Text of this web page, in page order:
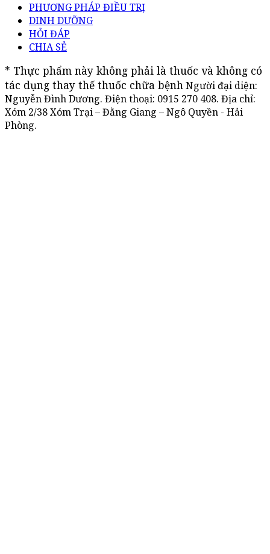
PHƯƠNG PHÁP ĐIỀU TRỊ
DINH DƯỠNG
HỎI ĐÁP
CHIA SẺ
* Thực phẩm này không phải là thuốc và không có
tác dụng thay thế thuốc chữa bệnh Người đại diện:
Nguyễn Đình Dương. Điện thoại: 0915 270 408. Địa chỉ:
Xóm 2/38 Xóm Trại – Đằng Giang – Ngô Quyền - Hải
Phòng.